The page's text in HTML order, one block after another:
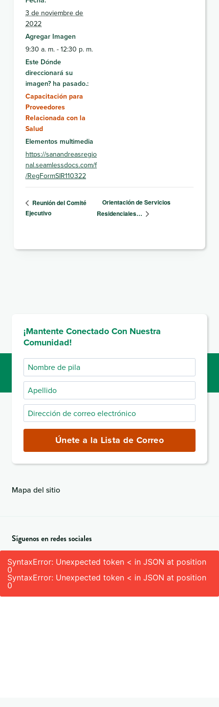
3 de noviembre de
2022
Agregar Imagen
9:30 a. m. - 12:30 p. m.
Este Dónde
direccionará su
imagen? ha pasado.:
Capacitación para
Proveedores
Relacionada con la
Salud
Elementos multimedia
https://sanandreasregio
nal.seamlessdocs.com/f
/RegFormSIR110322
Reunión del Comité
Ejecutivo
Orientación de Servicios
Residenciales…
¡Mantente Conectado Con Nuestra
Comunidad!
Nombre
de
pila
Apellido
Dirección
de
electrónico
(obligatorio)
Únete a la Lista de Correo
Mapa del sitio
Síguenos en redes sociales
SyntaxError: Unexpected token < in JSON at position
0
SyntaxError: Unexpected token < in JSON at position
0